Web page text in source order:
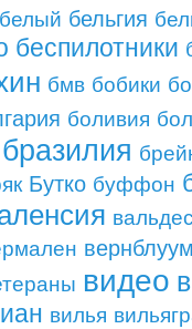
белый бельгия
беспилотники
бмв бобики
боливия
бразилия
Бутко буффон
видео
вилья